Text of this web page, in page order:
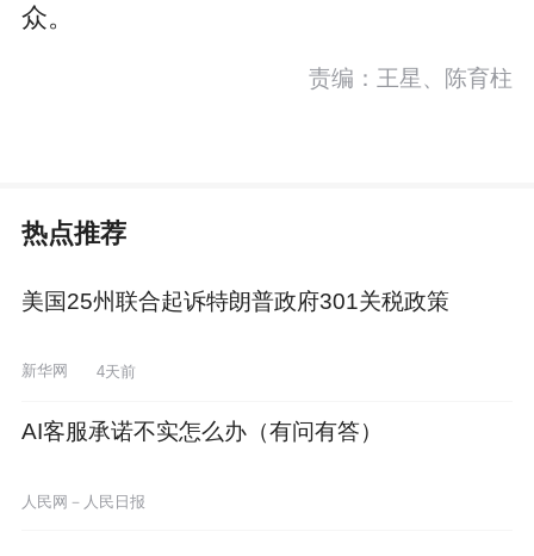
众。
责编：王星、陈育柱
热点推荐
美国25州联合起诉特朗普政府301关税政策
新华网 4天前
AI客服承诺不实怎么办（有问有答）
人民网－人民日报